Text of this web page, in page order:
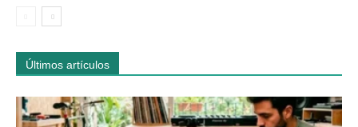
Últimos artículos